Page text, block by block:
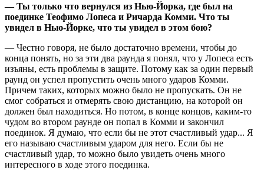
— Ты только что вернулся из Нью-Йорка, где был на
поединке Теофимо Лопеса и Ричарда Комми. Что ты
увидел в Нью-Йорке, что ты увидел в этом бою?
— Честно говоря, не было достаточно времени, чтобы до
конца понять, но за эти два раунда я понял, что у Лопеса есть
изъяны, есть проблемы в защите. Потому как за один первый
раунд он успел пропустить очень много ударов Комми.
Причем таких, которых можно было не пропускать. Он не
смог собраться и отмерять свою дистанцию, на которой он
должен был находиться. Но потом, в конце концов, каким-то
чудом во втором раунде он попал в Комми и закончил
поединок. Я думаю, что если бы не этот счастливый удар... Я
его называю счастливым ударом для него. Если бы не
счастливый удар, то можно было увидеть очень много
интересного в ходе этого поединка.